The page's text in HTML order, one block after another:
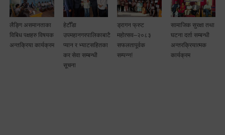
लैङ्गि असमानताका
विबिध पक्षहरु विषयक
अन्तक्रिया कार्यक्रम
हेटौँडा
उपमहानगरपालिकाबाटै
प्यान र भ्याटसहितका
कर सेवा सम्बन्धी
सूचना
ड्रागन फ्रुट
महोत्सव–२०८३
सफलतापूर्वक
सम्पन्न!
सामाजिक सुरक्षा तथा
घटना दर्ता सम्बन्धी
अन्तरक्रियात्मक
कार्यक्रम